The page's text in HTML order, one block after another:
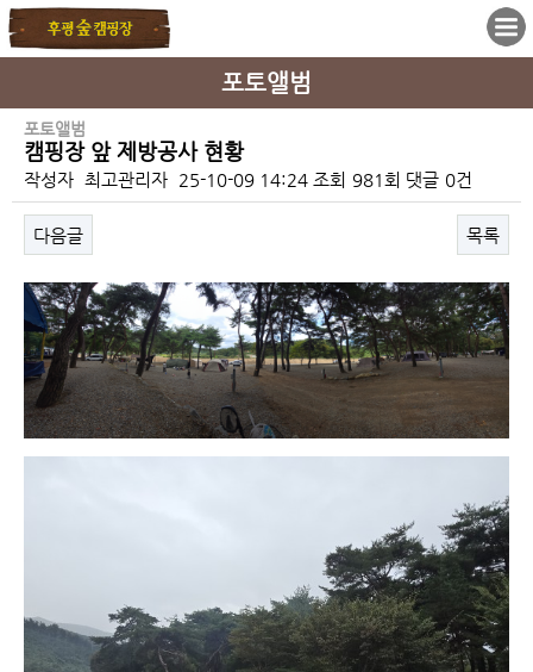
포토앨범
포토앨범
캠핑장 앞 제방공사 현황
작성자 최고관리자 25-10-09 14:24 조회 981회 댓글 0건
다음글 목록
본문